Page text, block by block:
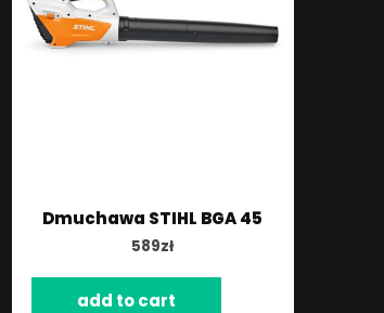
Dmuchawa STIHL BGA 45
589zł
add to cart